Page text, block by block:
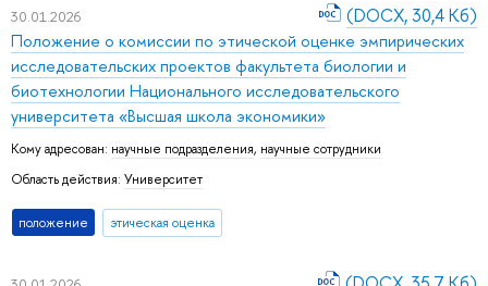
30.01.2026
Положение о комиссии по этической оценке эмпирических
исследовательских проектов факультета биологии и
биотехнологии Национального исследовательского
университета «Высшая школа экономики»
Кому адресован: научные подразделения, научные сотрудники
Область действия: Университет
положение этическая оценка
(DOCX, 30,4 Кб)